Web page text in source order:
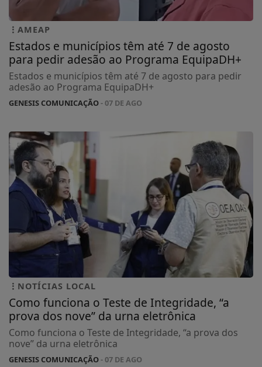
AMEAP
Estados e municípios têm até 7 de agosto
para pedir adesão ao Programa EquipaDH+
Estados e municípios têm até 7 de agosto para pedir
adesão ao Programa EquipaDH+
GENESIS COMUNICAÇÃO- 07 DE AGO
NOTÍCIAS LOCAL
Como funciona o Teste de Integridade, “a
prova dos nove” da urna eletrônica
Como funciona o Teste de Integridade, “a prova dos
nove” da urna eletrônica
GENESIS COMUNICAÇÃO- 07 DE AGO